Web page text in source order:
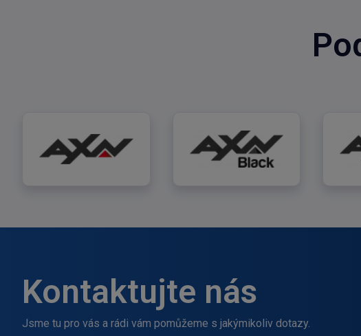
AXN AXN Black
Kontaktujte nás
Jsme tu pro vás a rádi vám pomůžeme s jakýmikoliv dotazy.